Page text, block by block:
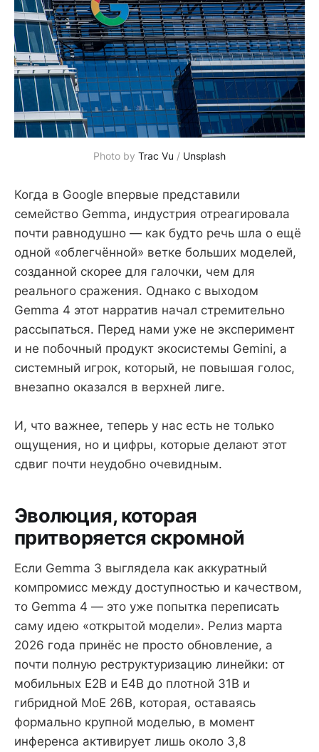
Photo by Trac Vu / Unsplash
Когда в Google впервые представили
семейство Gemma, индустрия отреагировала
почти равнодушно — как будто речь шла о ещё
одной «облегчённой» ветке больших моделей,
созданной скорее для галочки, чем для
реального сражения. Однако с выходом
Gemma 4 этот нарратив начал стремительно
рассыпаться. Перед нами уже не эксперимент
и не побочный продукт экосистемы Gemini, а
системный игрок, который, не повышая голос,
внезапно оказался в верхней лиге.
И, что важнее, теперь у нас есть не только
ощущения, но и цифры, которые делают этот
сдвиг почти неудобно очевидным.
Эволюция, которая
притворяется скромной
Если Gemma 3 выглядела как аккуратный
компромисс между доступностью и качеством,
то Gemma 4 — это уже попытка переписать
саму идею «открытой модели». Релиз марта
2026 года принёс не просто обновление, а
почти полную реструктуризацию линейки: от
мобильных E2B и E4B до плотной 31B и
гибридной MoE 26B, которая, оставаясь
формально крупной моделью, в момент
инференса активирует лишь около 3,8